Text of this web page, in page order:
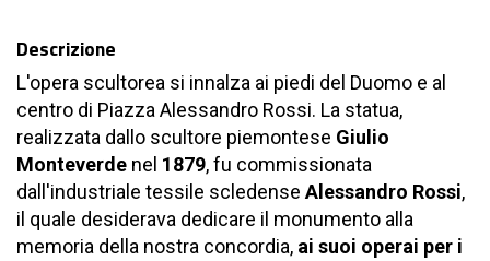
Descrizione
L'opera scultorea si innalza ai piedi del Duomo e al
centro di Piazza Alessandro Rossi. La statua,
realizzata dallo scultore piemontese Giulio
Monteverde nel 1879, fu commissionata
dall'industriale tessile scledenseAlessandro Rossi,
il quale desiderava dedicare il monumento alla
memoria della nostra concordia, ai suoi operai per i